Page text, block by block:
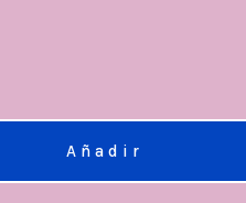
Añadir